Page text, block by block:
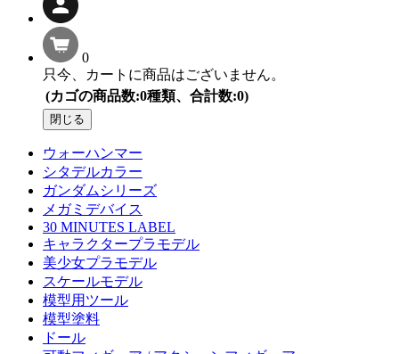
0
只今、カートに商品はございません。
(カゴの商品数:0種類、合計数:0)
閉じる
ウォーハンマー
シタデルカラー
ガンダムシリーズ
メガミデバイス
30 MINUTES LABEL
キャラクタープラモデル
美少女プラモデル
スケールモデル
模型用ツール
模型塗料
ドール